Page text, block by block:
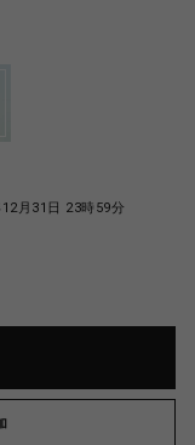
月31日 23時59分